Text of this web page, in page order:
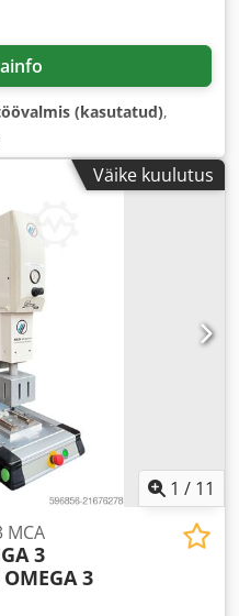
(kasutatud),
Väike kuulutus
1 / 11
MCA
3
3